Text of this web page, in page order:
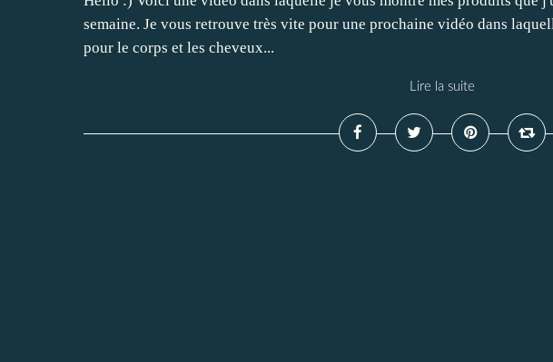
semaine. Je vous retrouve très vite pour une prochaine vidéo dans
pour le corps et les cheveux...
Lire la suite